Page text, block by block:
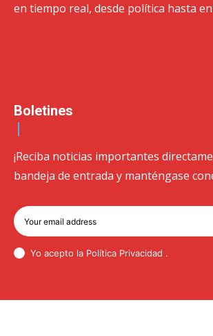
en tiempo real, desde política hasta
Boletines
¡Reciba noticias importantes
bandeja de entrada y manténgase
Yo acepto la Política Privacidad .